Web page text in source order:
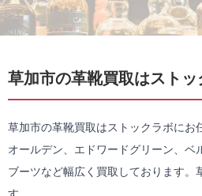
草加市の革靴買取はストッ
草加市の革靴買取はストックラボにお
オールデン、エドワードグリーン、ベ
ブーツなど幅広く買取しております。
す。